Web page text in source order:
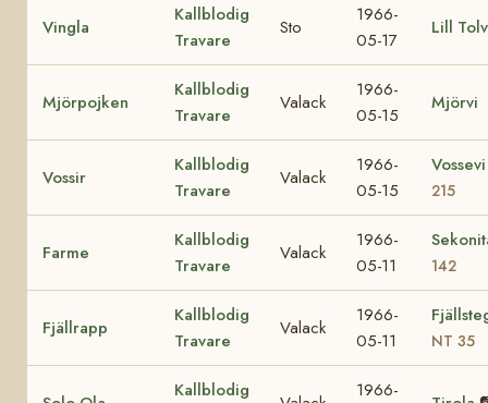
Vingla
Kallblodig
Travare
Sto
1966-
05-17
Lill
Mjörpojken
Kallblodig
Travare
Valack
1966-
05-15
Mjörvi
Vossir
Kallblodig
Travare
Valack
1966-
05-15
215
Farme
Kallblodig
Travare
Valack
1966-
05-11
142
Fjällrapp
Kallblodig
Travare
Valack
1966-
05-11
NT 35
Kallblodig
1966-